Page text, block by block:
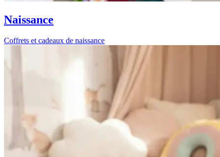
Naissance
Coffrets et cadeaux de naissance